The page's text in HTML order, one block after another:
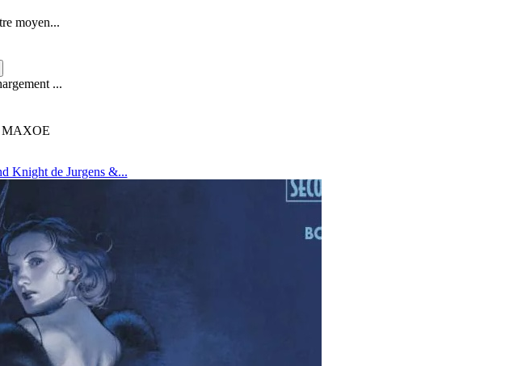
moyen...
...
MAXOE
Knight de Jurgens &...